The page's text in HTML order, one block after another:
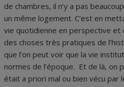
de chambres, il n’y a pas
un même logement. C’est en
vie quotidienne en perspective et
des choses très pratiques de
que l’on peut voir que la vie
normes de l’époque. Et de là, on
était a priori mal ou bien vécu par